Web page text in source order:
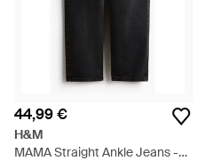
44,99 €
H&M
MAMA Straight Ankle Jeans -